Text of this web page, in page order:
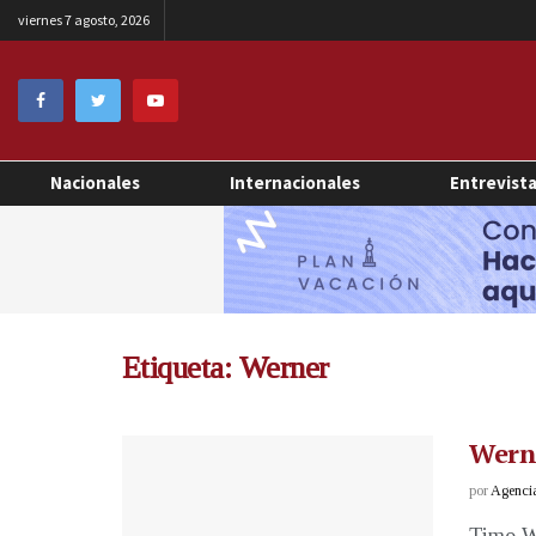
viernes 7 agosto, 2026
Nacionales Internacionales
Etiqueta: Werner
por